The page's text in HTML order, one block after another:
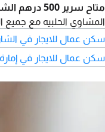
متاح سرير
المشاوي الحلبيه مع
سكن عمال للايجار في
سكن عمال للايجار في